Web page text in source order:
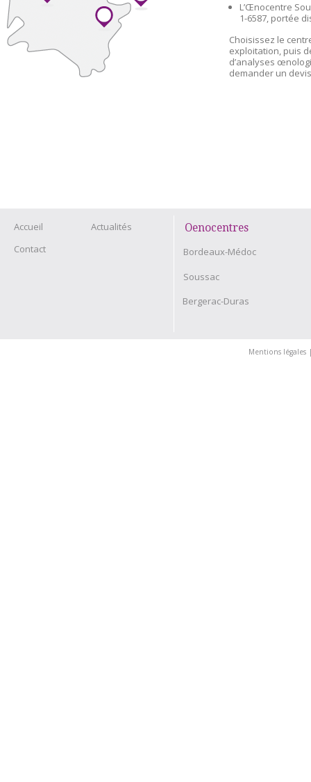
L’Œnocentre
1-6587, portée
Choisissez le
exploitation, puis
d’analyses
demander un
Accueil
Actualités
Contact
Oenocentres
Bordeaux-Médoc
Soussac
Bergerac-Duras
Mentions légales